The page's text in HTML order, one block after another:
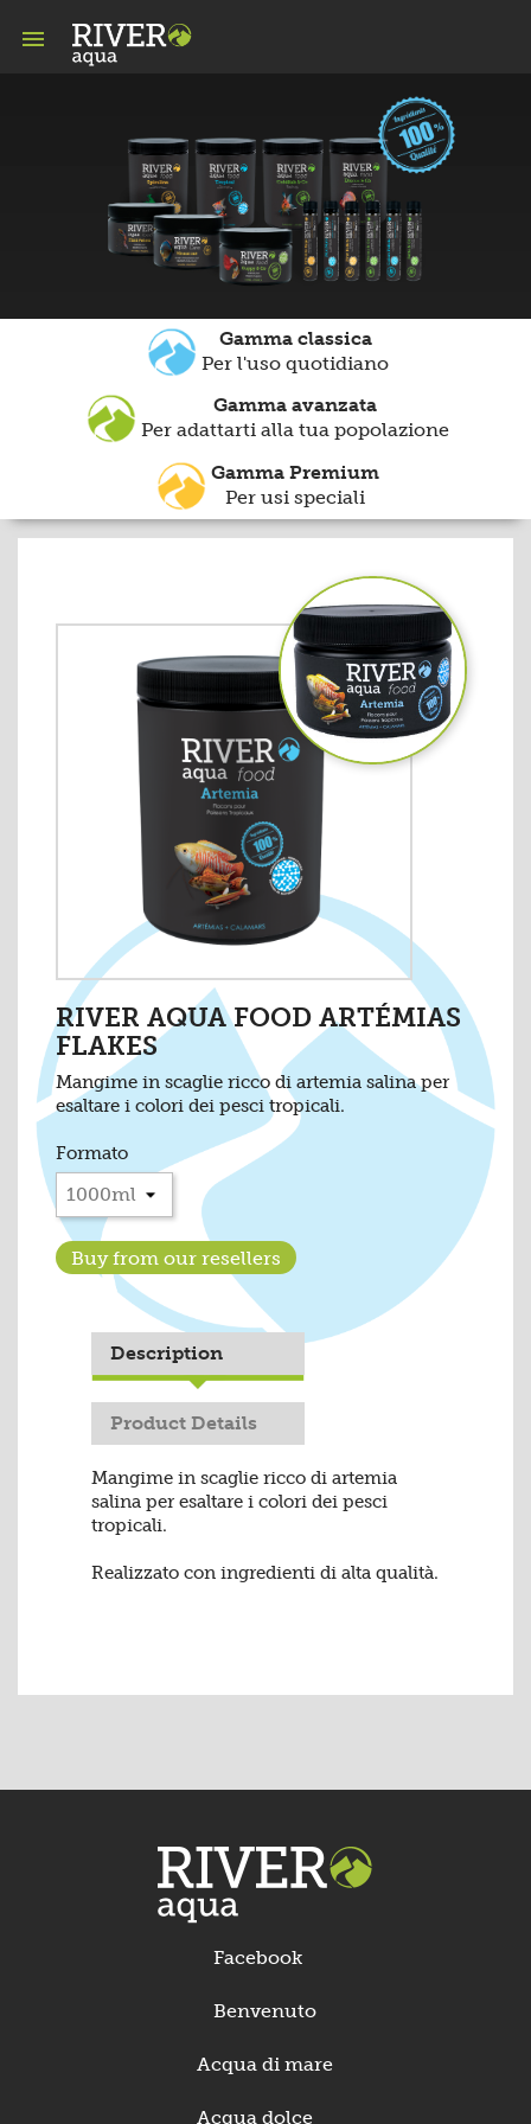

Gamma classica
Per l'uso quotidiano
Gamma avanzata
Per adattarti alla tua popolazione
Gamma Premium
Per usi speciali
RIVER AQUA FOOD ARTÉMIAS
FLAKES
Mangime in scaglie ricco di artemia salina per
esaltare i colori dei pesci tropicali.
Formato
Buy from our resellers
Description
Product Details
Mangime in scaglie ricco di artemia
salina per esaltare i colori dei pesci
tropicali.
Realizzato con ingredienti di alta qualità.
Facebook
Benvenuto
Acqua di mare
Acqua dolce